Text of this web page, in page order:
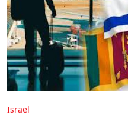
Israel